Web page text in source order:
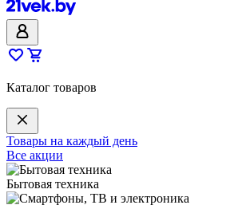
Каталог товаров
Товары на каждый день
Все акции
Бытовая техника